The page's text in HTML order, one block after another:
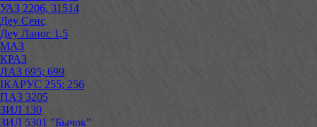
УАЗ 2206, 31514
Деу Сенс
Деу Ланос 1,5
МАЗ
КРАЗ
ЛАЗ 695; 699
ІКАРУС 255; 256
ПАЗ 3205
ЗИЛ 130
ЗИЛ 5301 "Бычок"